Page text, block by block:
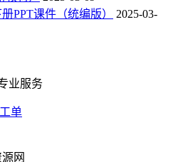
PPT课件（统编版）
2025-03-
业服务
单
网